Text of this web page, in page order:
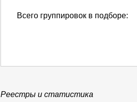
Всего группировок в подборе:
Реестры и статистика